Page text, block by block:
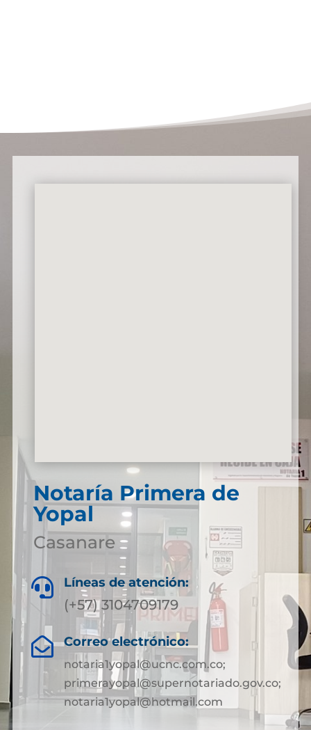
Notaría Primera de
Yopal
Casanare
 Líneas de atención:
(+57) 3104709179
 Correo electrónico:
notaria1yopal@ucnc.com.co;
primerayopal@supernotariado.gov.co;
notaria1yopal@hotmail.com